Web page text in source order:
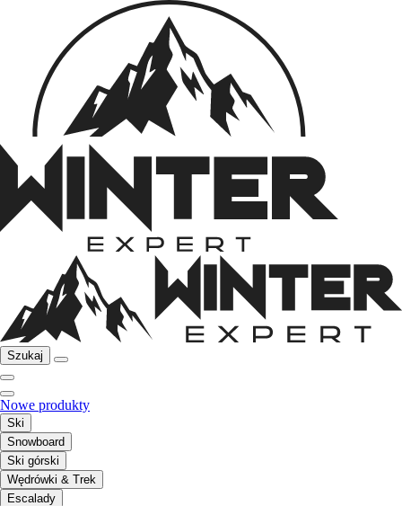
Szukaj
Nowe produkty
Ski
Snowboard
Ski górski
Wędrówki & Trek
Escalady